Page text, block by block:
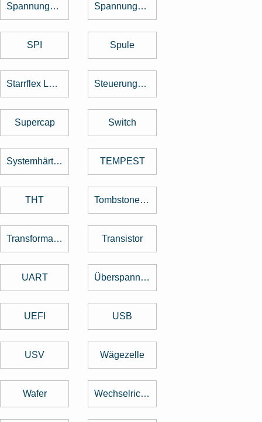
Spannungsregler Spannungswandler
SPI Spule
Starrflex Leiterplatten Steuerungstechnik
Supercap Switch
Systemhärtung TEMPEST
THT Tombstone Effekt
Transformator Transistor
UART Überspannungsschutz
UEFI USB
USV Wägezelle
Wafer Wechselrichter